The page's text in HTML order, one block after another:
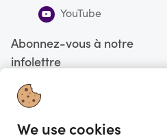
YouTube
Abonnez-vous à notre
infolettre
We use cookies